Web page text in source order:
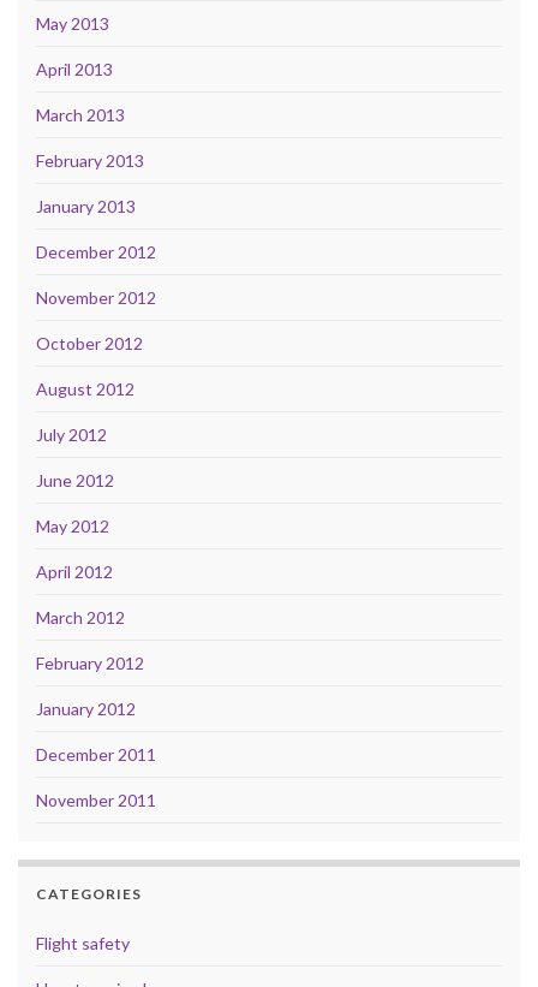
May 2013
April 2013
March 2013
February 2013
January 2013
December 2012
November 2012
October 2012
August 2012
July 2012
June 2012
May 2012
April 2012
March 2012
February 2012
January 2012
December 2011
November 2011
CATEGORIES
Flight safety